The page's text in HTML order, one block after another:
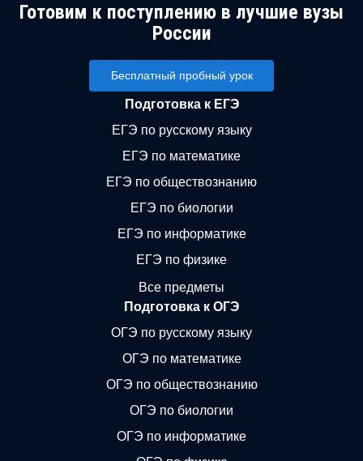
Готовим к поступлению в лучшие вузы
России
Бесплатный пробный урок
Подготовка к ЕГЭ
ЕГЭ по русскому языку
ЕГЭ по математике
ЕГЭ по обществознанию
ЕГЭ по биологии
ЕГЭ по информатике
ЕГЭ по физике
Все предметы
Подготовка к ОГЭ
ОГЭ по русскому языку
ОГЭ по математике
ОГЭ по обществознанию
ОГЭ по биологии
ОГЭ по информатике